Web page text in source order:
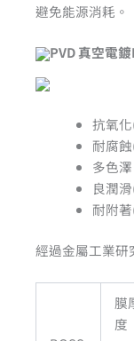
避免能源消耗。
PVD 真空電
抗氧
耐腐
多色澤
良潤
耐附
經過金屬工業研
膜
度